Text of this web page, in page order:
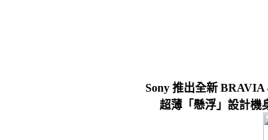
Sony 推出全新
超薄「懸浮」設計機